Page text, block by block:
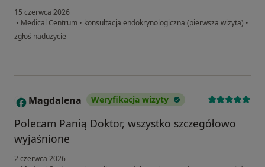
15 czerwca 2026
• Medical Centrum • konsultacja endokrynologiczna (pierwsza wizyta) •
w opinii użytkownika JB
zgłoś nadużycie
M Magdalena Weryfikacja wizyty
Polecam Panią Doktor, wszystko szczegółowo
wyjaśnione
2 czerwca 2026